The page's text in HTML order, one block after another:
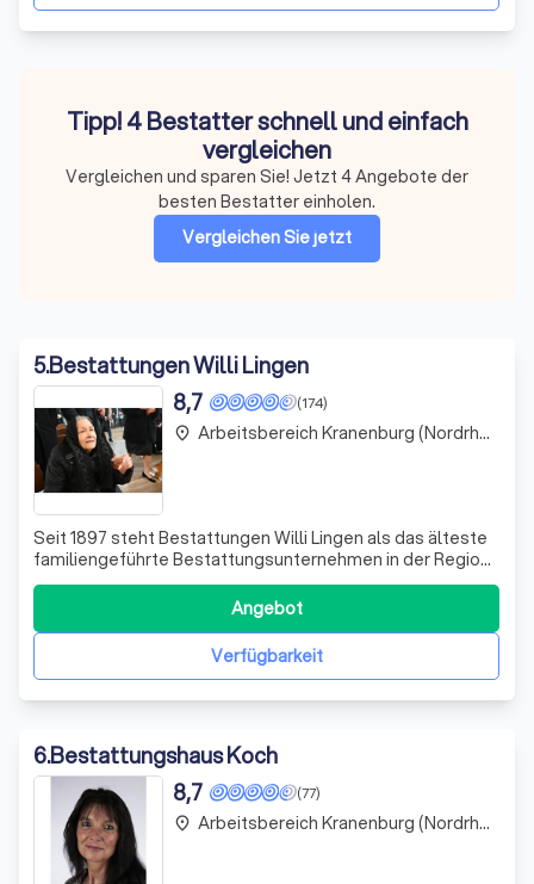
Tipp! 4 Bestatter schnell und einfach
vergleichen
Vergleichen und sparen Sie! Jetzt 4 Angebote der
besten Bestatter einholen.
Vergleichen Sie jetzt
5.Bestattungen Willi Lingen
(174)
8,7
Seit 1897 steht Bestattungen Willi Lingen als das älteste
familiengeführte Bestattungsunternehmen in der Region
für Würde und Respekt im Abschiedsprozess. In der
dritten und vierten Generation führen wir, mit über 120
Jahren Erfahrung, die Tradition des einfühlsamen
Umgangs mit Trauernden fort. Jede
Verfügbarkeit
Angebot
place Arbeitsbereich Kranenburg (Nordrhein-Westfalen)
6.Bestattungshaus Koch
(77)
8,7
place Arbeitsbereich Kranenburg (Nordrhein-Westfalen)